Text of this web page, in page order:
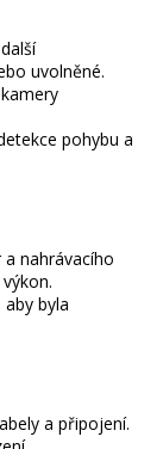
uvolněné.
pohybu a
nahrávacího
byla
a připojení.